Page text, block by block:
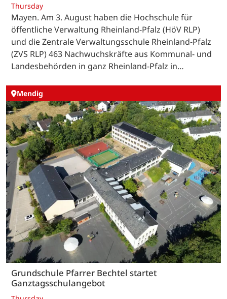
Thursday
Mayen. Am 3. August haben die Hochschule für
öffentliche Verwaltung Rheinland-Pfalz (HöV RLP)
und die Zentrale Verwaltungsschule Rheinland-Pfalz
(ZVS RLP) 463 Nachwuchskräfte aus Kommunal- und
Landesbehörden in ganz Rheinland-Pfalz in…
Mendig
Grundschule Pfarrer Bechtel startet
Ganztagsschulangebot